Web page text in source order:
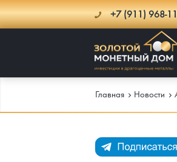
+7 (911) 968-
Каталог
Главная Новости